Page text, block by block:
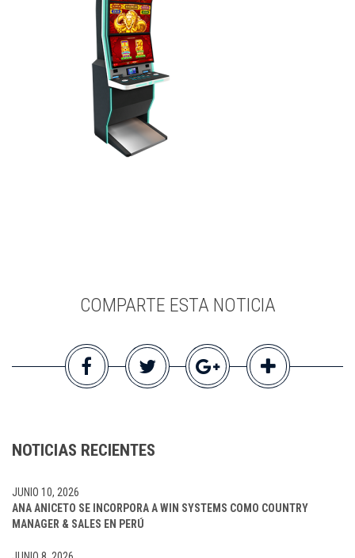
COMPARTE ESTA NOTICIA
NOTICIAS RECIENTES
ANA ANICETO SE INCORPORA A WIN SYSTEMS COMO COUNTRY
MANAGER & SALES EN PERÚ
JUNIO 10, 2026